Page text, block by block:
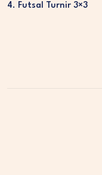
4. Futsal Turnir 3×3